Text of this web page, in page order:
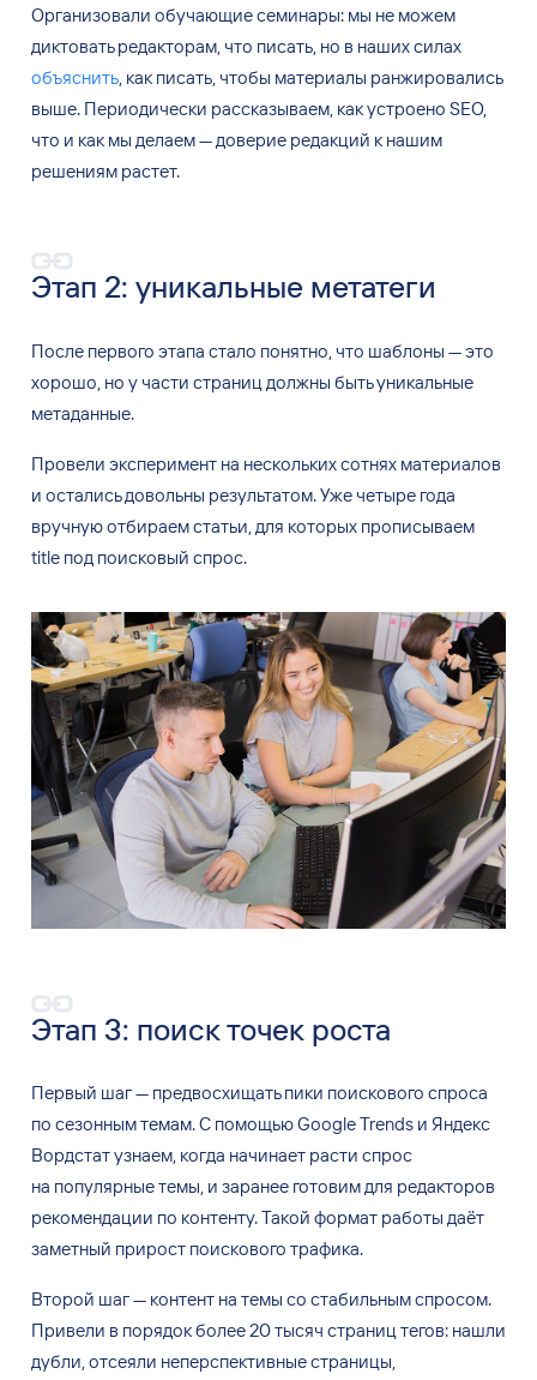
Организовали обучающие семинары: мы не можем
диктовать редакторам, что писать, но в наших силах
объяснить, как писать, чтобы материалы ранжировались
выше. Периодически рассказываем, как устроено SEO,
что и как мы делаем—доверие редакций к нашим
решениям растет.
Этап 2: уникальные метатеги
После первого этапа стало понятно, что шаблоны —это
хорошо, но у части страниц должны быть уникальные
метаданные.
Провели эксперимент на нескольких сотнях материалов
и остались довольны результатом. Уже четыре года
вручную отбираем статьи, для которых прописываем
title под поисковый спрос.
Этап 3: поиск точек роста
Первый шаг—предвосхищать пики поискового спроса
по сезонным темам. C помощью Google Trends и Яндекс
Вордстат узнаем, когда начинает расти спрос
на популярные темы, и заранее готовим для редакторов
рекомендации по контенту. Такой формат работы даёт
заметный прирост поискового трафика.
Второй шаг—контент на темы со стабильным спросом.
Привели в порядок более 20тысяч страниц тегов: нашли
дубли, отсеяли неперспективные страницы,